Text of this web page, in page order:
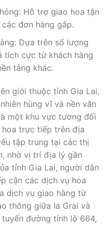
Hỗ trợ giao hoa tận
đơn hàng gấp.
Dựa trên số lượng
tích cực từ khách hàng
tảng khác.
giới thuộc tỉnh Gia Lai,
hùng vĩ và nền văn
một khu vực tương đối
trực tiếp trên địa
tập trung tại các thị
nhờ vị trí địa lý gần
tỉnh Gia Lai, người dân
cận các dịch vụ hoa
dịch vụ giao hàng từ
thông giữa Ia Grai và
đường tỉnh lộ 664,